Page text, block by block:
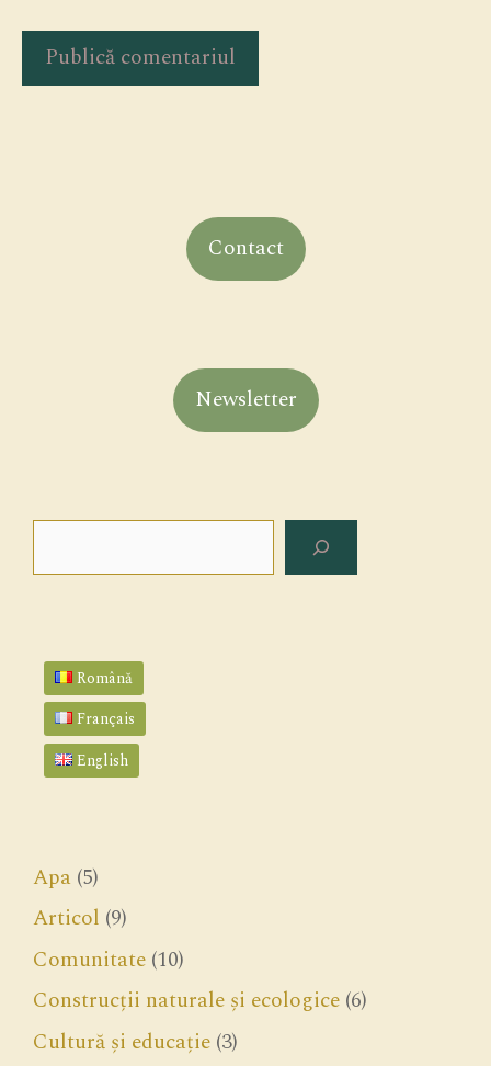
Contact
Newsletter
Română
Français
English
Apa (5)
Articol (9)
Comunitate (10)
Construcții naturale și ecologice (6)
Cultură și educație (3)